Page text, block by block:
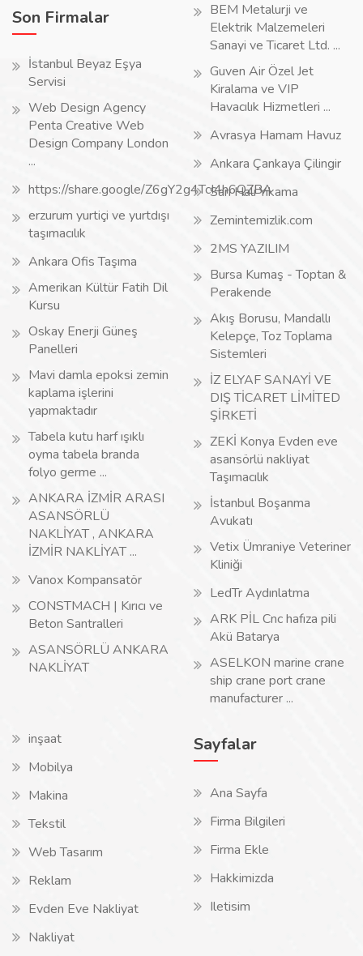
Son Firmalar
İstanbul Beyaz Eşya
Servisi
Web Design Agency
Penta Creative Web
Design Company London
...
https://share.google/Z6gY2g4TcI4h6QZBA
erzurum yurtiçi ve yurtdışı
taşımacılık
Ankara Ofis Taşıma
Amerikan Kültür Fatih Dil
Kursu
Oskay Enerji Güneş
Panelleri
Mavi damla epoksi zemin
kaplama işlerini
yapmaktadır
Tabela kutu harf ışıklı
oyma tabela branda
folyo germe ...
ANKARA İZMİR ARASI
ASANSÖRLÜ
NAKLİYAT , ANKARA
İZMİR NAKLİYAT ...
Vanox Kompansatör
CONSTMACH | Kırıcı ve
Beton Santralleri
ASANSÖRLÜ ANKARA
NAKLİYAT
BEM Metalurji ve
Elektrik Malzemeleri
Sanayi ve Ticaret Ltd. ...
Guven Air Özel Jet
Kiralama ve VIP
Havacılık Hizmetleri ...
Avrasya Hamam Havuz
Ankara Çankaya Çilingir
Sarı Halı Yıkama
Zemintemizlik.com
2MS YAZILIM
Bursa Kumaş - Toptan &
Perakende
Akış Borusu, Mandallı
Kelepçe, Toz Toplama
Sistemleri
İZ ELYAF SANAYİ VE
DIŞ TİCARET LİMİTED
ŞİRKETİ
ZEKİ Konya Evden eve
asansörlü nakliyat
Taşımacılık
İstanbul Boşanma
Avukatı
Vetix Ümraniye Veteriner
Kliniği
LedTr Aydınlatma
ARK PİL Cnc hafıza pili
Akü Batarya
ASELKON marine crane
ship crane port crane
manufacturer ...
inşaat
Mobilya
Makina
Tekstil
Web Tasarım
Reklam
Evden Eve Nakliyat
Nakliyat
Sayfalar
Ana Sayfa
Firma Bilgileri
Firma Ekle
Hakkimizda
Iletisim